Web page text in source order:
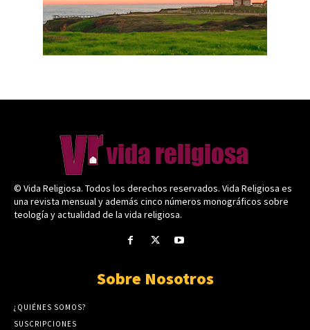
© Vida Religiosa. Todos los derechos reservados. Vida Religiosa es
una revista mensual y además cinco números monográficos sobre
teología y actualidad de la vida religiosa.
Sobre Nosotros
¿QUIÉNES SOMOS?
SUSCRIPCIONES